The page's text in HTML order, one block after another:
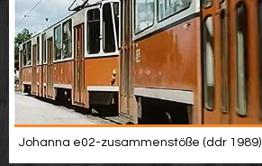
Johanna e02-zusammenstöße (ddr 1989)